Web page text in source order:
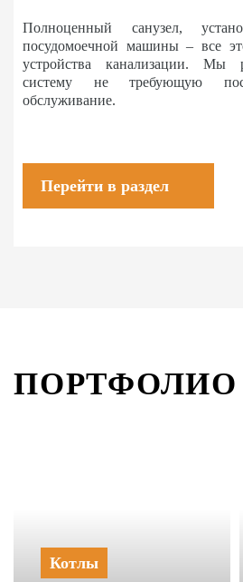
Полноценный санузел,
посудомоечной машины – все
устройства канализации. Мы
систему не требующую
обслуживание.
Перейти в раздел
ПОРТФОЛИО
Котлы